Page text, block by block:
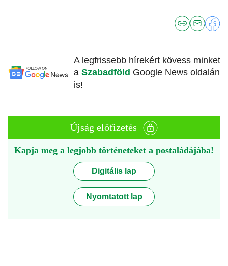
A legfrissebb hírekért kövess minket
a Szabadföld Google News oldalán
is!
Újság előfizetés
Kapja meg a legjobb történeteket a postaládájába!
Digitális lap
Nyomtatott lap